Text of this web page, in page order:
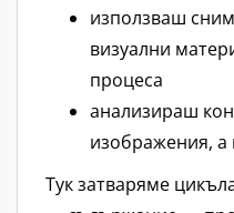
използваш
визуални
процеса
анализираш
изображения, а
Тук затваряме